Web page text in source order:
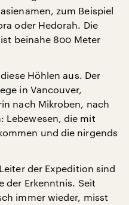
zum Beispiel
oder Hedorah. Die
beinahe 800 Meter
Höhlen aus. Der
in Vancouver,
nach Mikroben, nach
Lebewesen, die mit
und die nirgends
der Expedition sind
der Erkenntnis. Seit
immer wieder, misst